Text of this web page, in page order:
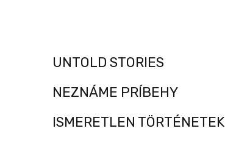
UNTOLD STORIES
NEZNÁME PRÍBEHY
ISMERETLEN TÖRTÉNETEK